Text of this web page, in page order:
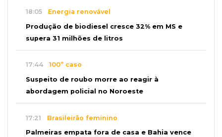
18:05 Energia renovável
Produção de biodiesel cresce 32% em MS e
supera 31 milhões de litros
17:44 100º caso
Suspeito de roubo morre ao reagir à
abordagem policial no Noroeste
17:21 Brasileirão feminino
Palmeiras empata fora de casa e Bahia vence